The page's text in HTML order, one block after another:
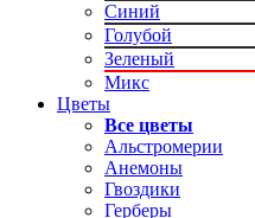
Синий
Голубой
Зеленый
Микс
Цветы
Все цветы
Альстромерии
Анемоны
Гвоздики
Герберы